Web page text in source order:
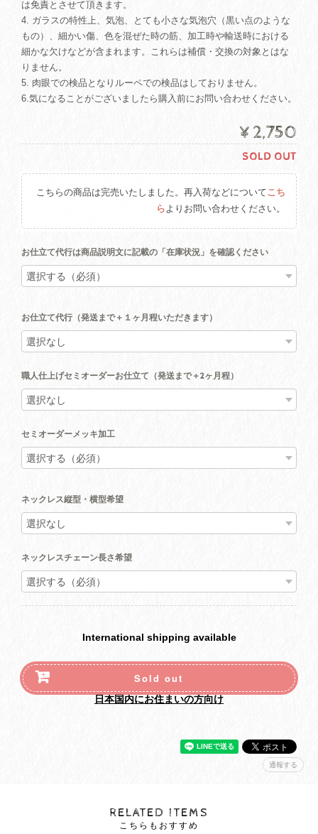
は免責とさせて頂きます。
4. ガラスの特性上、気泡、とても小さな気泡穴（黒い点のような
もの）、細かい傷、色を混ぜた時の筋、加工時や輸送時における
細かな欠けなどが含まれます。これらは補償・交換の対象とはな
りません。
5. 肉眼での検品となりルーペでの検品はしておりません。
6.気になることがございましたら購入前にお問い合わせください。
¥2,750
SOLD OUT
こちらの商品は完売いたしました。再入荷などについてこち
らよりお問い合わせください。
お仕立て代行は商品説明文に記載の「在庫状況」を確認ください
お仕立て代行（発送まで＋１ヶ月程いただきます）
職人仕上げセミオーダーお仕立て（発送まで＋2ヶ月程）
セミオーダーメッキ加工
ネックレス縦型・横型希望
ネックレスチェーン長さ希望
International shipping available
Sold out
日本国内にお住まいの方向け
通報する
RELATED ITEMS
こちらもおすすめ